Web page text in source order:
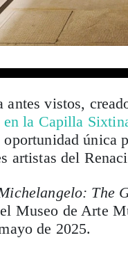
antes vistos,
en la Capilla
única
artistas del
The
Museo de Arte
de 2025.